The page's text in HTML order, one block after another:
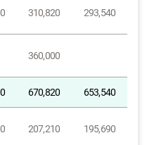
310,820 293,540
360,000
670,820 653,540
207,210 195,690